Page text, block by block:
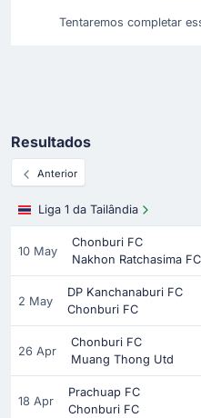
Tentaremos completar
Resultados
Anterior
Liga 1 da Tailândia
10 May
Chonburi FC
Nakhon Ratchasima FC
2 May
DP Kanchanaburi FC
Chonburi FC
26 Apr
Chonburi FC
Muang Thong Utd
18 Apr
Prachuap FC
Chonburi FC